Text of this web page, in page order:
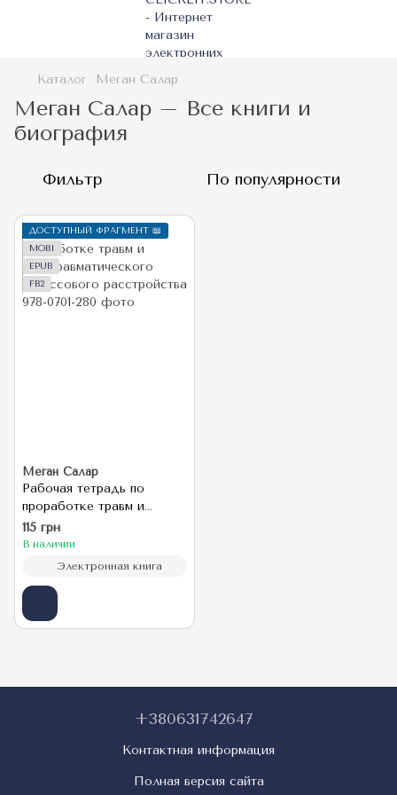
Каталог Меган Салар
Меган Салар – Все книги и
биография
Фильтр По популярности
ДОСТУПНЫЙ ФРАГМЕНТ 📖
MOBI
EPUB
FB2
Меган Салар
Рабочая тетрадь по
проработке травм и
посттравматического
стрессового расстройства
115 грн
В наличии
Электронная книга
+380631742647
Контактная информация
Полная версия сайта